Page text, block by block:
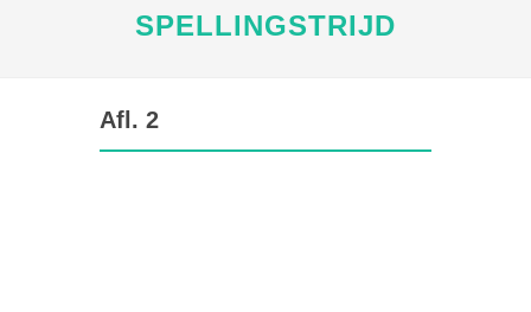
SPELLINGSTRIJD
Afl. 2